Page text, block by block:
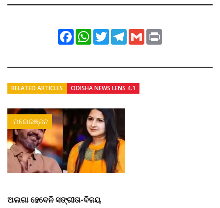
FacebookWhatsApp
TwitterTelegram
Gmail
RELATED ARTICLES ODISHA NEWS LENS 4.1
ମନୋରଞ୍ଜନ
ଅଲଗା ହେବେନି ସଙ୍ଗୀତା-ବିଜୟ